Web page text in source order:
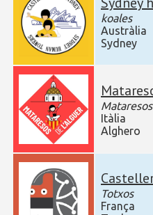
koales
Austràlia
Sydney
Mataresos
Itàlia
Alghero
Totxos
França